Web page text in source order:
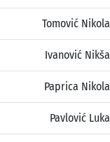
Tomović Nikola
Ivanović Nikša
Paprica Nikola
Pavlović Luka